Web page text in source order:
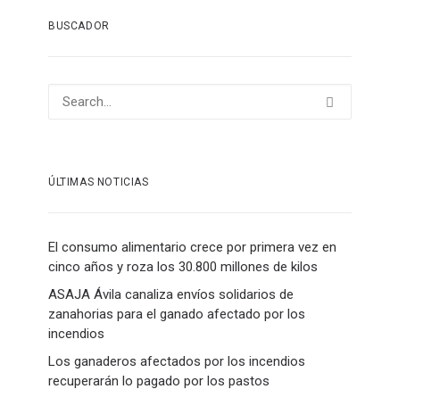
BUSCADOR
ÚLTIMAS NOTICIAS
El consumo alimentario crece por primera vez en
cinco años y roza los 30.800 millones de kilos
ASAJA Ávila canaliza envíos solidarios de
zanahorias para el ganado afectado por los
incendios
Los ganaderos afectados por los incendios
recuperarán lo pagado por los pastos